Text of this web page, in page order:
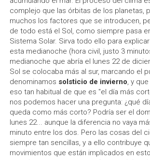
complejo que las órbitas de los planetas,
muchos los factores que se introducen,
de todo está el Sol, como siempre pasa
Sistema Solar. Sirva todo ello para
esta medianoche (hora civil, justo 3
medianoche que abría el lunes 22 de
Sol se colocaba más al sur, marcando el
denominamos solsticio de invierno, y
eso tan habitual de que es "el día más
nos podemos hacer una pregunta: ¿qué
queda como más corto? Podría ser el
lunes 22... aunque la diferencia no vaya
minuto entre los dos. Pero las cosas del
siempre tan sencillas, y a ello contribuye
movimientos que están implicados en